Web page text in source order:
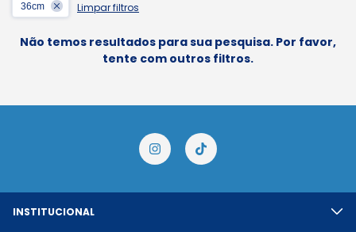
36cm Limpar filtros
Não temos resultados para sua pesquisa. Por favor,
tente com outros filtros.
INSTITUCIONAL